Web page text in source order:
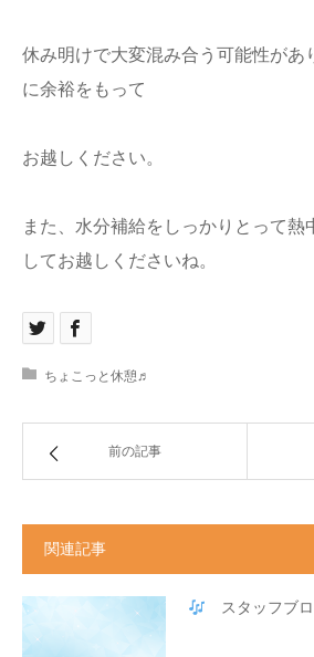
休み明けで大変混み合う可能性があ
に余裕をもって
お越しください。
また、水分補給をしっかりとって熱
してお越しくださいね。
ちょこっと休憩♬
前の記事
関連記事
スタッフブ